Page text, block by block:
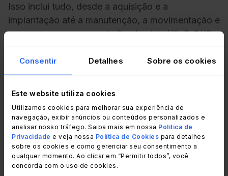
Consentir Detalhes Sobre os cookies
Este website utiliza cookies
Utilizamos cookies para melhorar sua experiência de
navegação, exibir anúncios ou conteúdos personalizados e
analisar nosso tráfego. Saiba mais em nossa Política de
Privacidade e veja nossa Política de Cookies para detalhes
sobre os cookies e como gerenciar seu consentimento a
qualquer momento. Ao clicar em “Permitir todos”, você
concorda com o uso de cookies.
Isso inclui tudo, desde a aquisição e a
implantação até a manutenção, a movimentação e
os processos seguros de fim de vida útil. O QKS
da estratégia de TI e de operações da empresa,
uma vez que oferece visibilidade unificada,
governança e responsabilidade por todos os
ativos de hardware, seja on-line ou off-line, em
ambientes distribuídos e híbridos.
InvGate na indústria de Gestão